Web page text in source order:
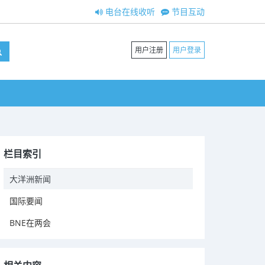
节目互动
电台在线收听
用户注册 用户登录
栏目索引
大洋洲新闻
国际要闻
BNE在两会